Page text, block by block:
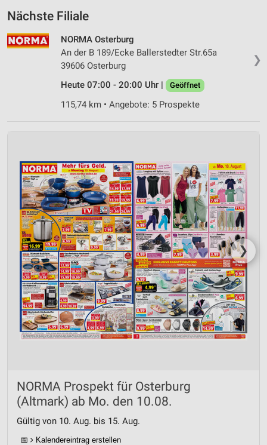
Nächste Filiale
❯
NORMA Osterburg
An der B 189/Ecke Ballerstedter Str.65a
39606 Osterburg
Heute 07:00 - 20:00 Uhr |
Geöffnet
115,74 km • Angebote: 5 Prospekte
❯
NORMA Prospekt für Osterburg
(Altmark) ab Mo. den 10.08.
Gültig von 10. Aug. bis 15. Aug.
📅 Kalendereintrag erstellen